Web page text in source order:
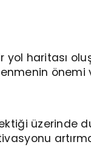
haritası
önemi
üzerinde